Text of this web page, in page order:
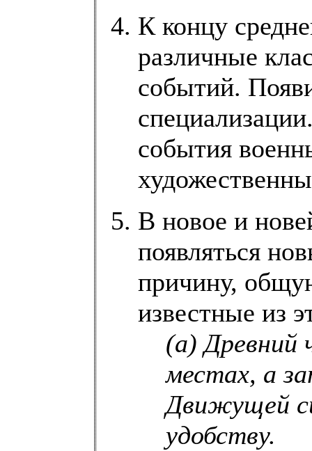
К концу
различные
событий.
события
В новое и
появляться
причину,
известные из
(a) Древний
местах, а
Движущей
удобству.